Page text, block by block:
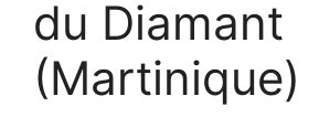
du Diamant
(Martinique)